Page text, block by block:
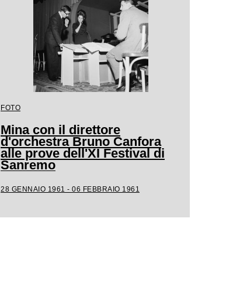
FOTO
Mina con il direttore
d'orchestra Bruno Canfora
alle prove dell'XI Festival di
Sanremo
28 GENNAIO 1961 - 06 FEBBRAIO 1961